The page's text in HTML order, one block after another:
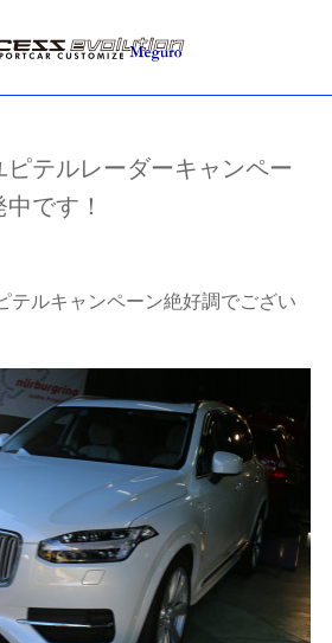
ピテルレーダーキャンペー
です！
テルキャンペーン絶好調でござい